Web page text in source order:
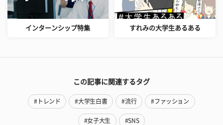
インターンシップ特集 すれみの大学生あるある
この記事に関連するタグ
#トレンド #大学生白書 #流行 #ファッション
#女子大生 #SNS